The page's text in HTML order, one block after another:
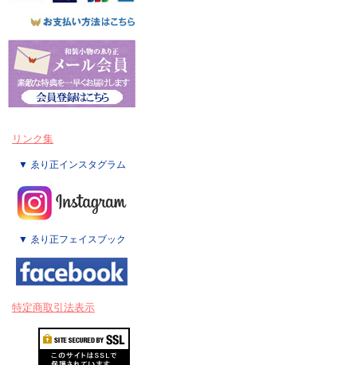
リンク集
▼ ゑり正インスタグラム
▼ ゑり正フェイスブック
特定商取引法表示